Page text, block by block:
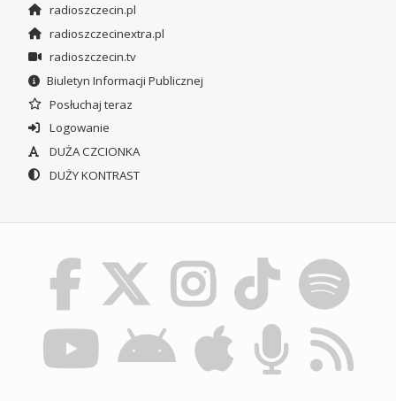
radioszczecin.pl
radioszczecinextra.pl
radioszczecin.tv
Biuletyn Informacji Publicznej
Posłuchaj teraz
Logowanie
DUŻA CZCIONKA
DUŻY KONTRAST